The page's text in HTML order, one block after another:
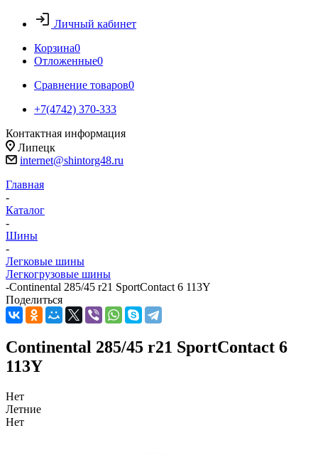
Личный кабинет
Корзина0
Отложенные0
Сравнение товаров0
+7(4742) 370-333
Контактная информация
Липецк
internet@shintorg48.ru
Главная
-
Каталог
-
Шины
-
Легковые шины
Легкогрузовые шины
-Continental 285/45 r21 SportContact 6 113Y
Поделиться
Continental 285/45 r21 SportContact 6
113Y
Нет
Летние
Нет